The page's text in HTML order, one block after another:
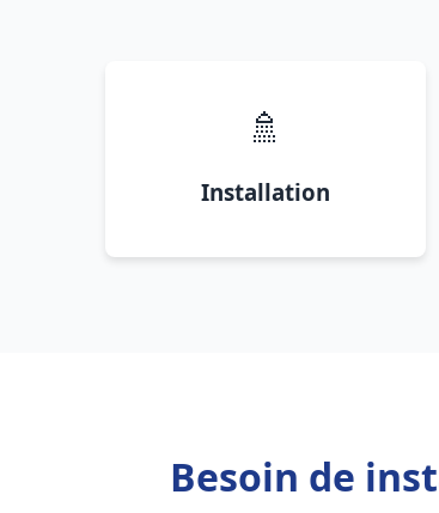
🚿
Installation
Besoin de